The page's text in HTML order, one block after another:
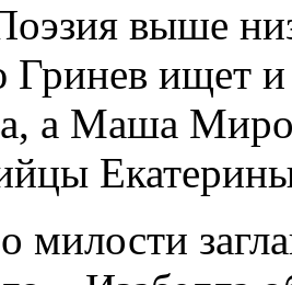
выше
Гринев ищет и
а Маша
милости